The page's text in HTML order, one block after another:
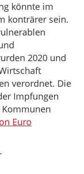
könnte im
konträrer sein.
2020 und
verordnet. Die
Impfungen
Euro